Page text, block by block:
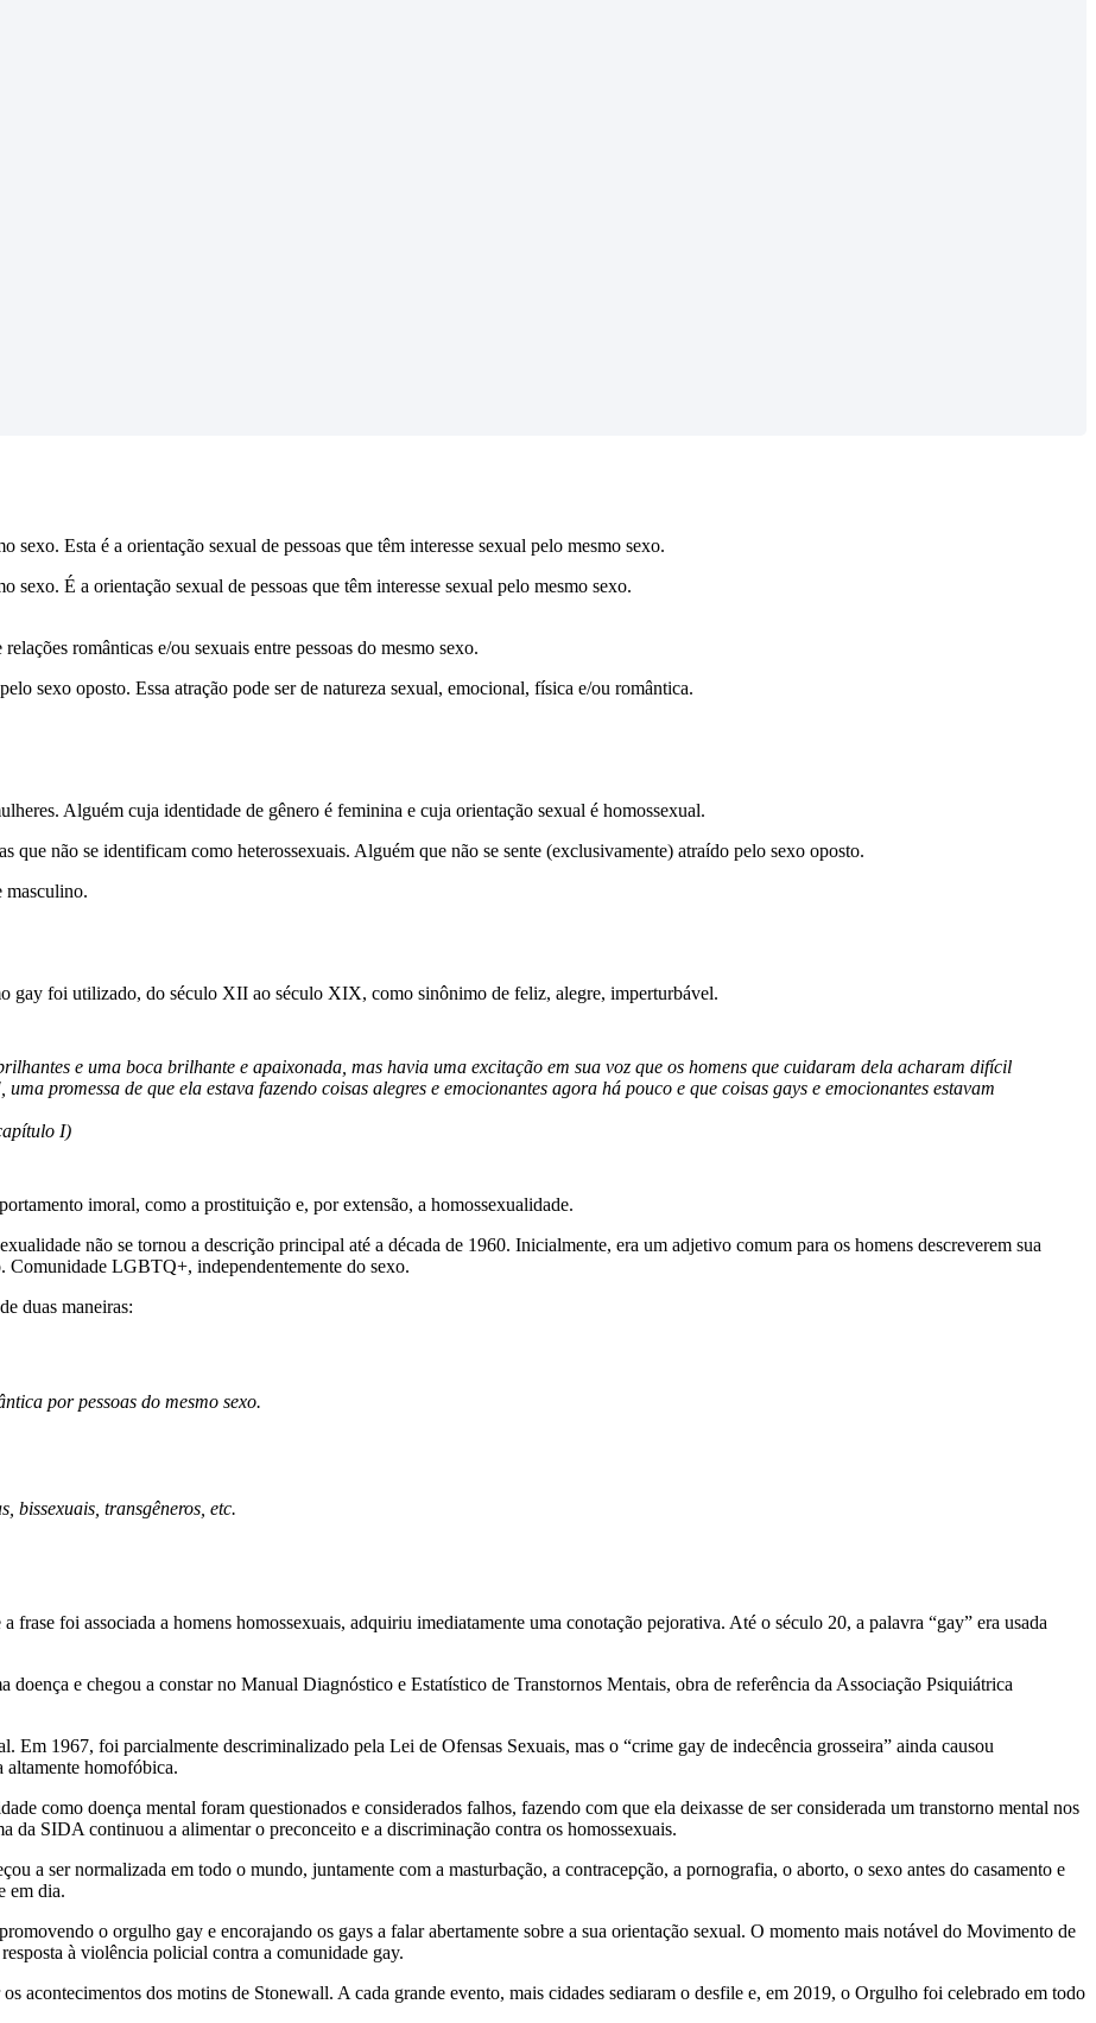
Esta é a orientação sexual de pessoas que têm interesse sexual pelo mesmo sexo.
sexo. É a orientação sexual de pessoas que têm interesse sexual pelo mesmo sexo.
românticas e/ou sexuais entre pessoas do mesmo sexo.
sexo oposto. Essa atração pode ser de natureza sexual, emocional, física e/ou romântica.
Alguém cuja identidade de gênero é feminina e cuja orientação sexual é homossexual.
que não se identificam como heterossexuais. Alguém que não se sente (exclusivamente) atraído pelo sexo oposto.
masculino.
gay foi utilizado, do século XII ao século XIX, como sinônimo de feliz, alegre, imperturbável.
e uma boca brilhante e apaixonada, mas havia uma excitação em sua voz que os homens que cuidaram dela acharam difícil
promessa de que ela estava fazendo coisas alegres e emocionantes agora há pouco e que coisas gays e emocionantes estavam
I)
imoral, como a prostituição e, por extensão, a homossexualidade.
não se tornou a descrição principal até a década de 1960. Inicialmente, era um adjetivo comum para os homens descreverem sua
Comunidade LGBTQ+, independentemente do sexo.
duas maneiras:
por pessoas do mesmo sexo.
bissexuais, transgêneros, etc.
foi associada a homens homossexuais, adquiriu imediatamente uma conotação pejorativa. Até o século 20, a palavra “gay” era usada
doença e chegou a constar no Manual Diagnóstico e Estatístico de Transtornos Mentais, obra de referência da Associação Psiquiátrica
Em 1967, foi parcialmente descriminalizado pela Lei de Ofensas Sexuais, mas o “crime gay de indecência grosseira” ainda causou
altamente homofóbica.
como doença mental foram questionados e considerados falhos, fazendo com que ela deixasse de ser considerada um transtorno mental nos
da SIDA continuou a alimentar o preconceito e a discriminação contra os homossexuais.
a ser normalizada em todo o mundo, juntamente com a masturbação, a contracepção, a pornografia, o aborto, o sexo antes do casamento e
em dia.
o orgulho gay e encorajando os gays a falar abertamente sobre a sua orientação sexual. O momento mais notável do Movimento de
à violência policial contra a comunidade gay.
acontecimentos dos motins de Stonewall. A cada grande evento, mais cidades sediaram o desfile e, em 2019, o Orgulho foi celebrado em todo